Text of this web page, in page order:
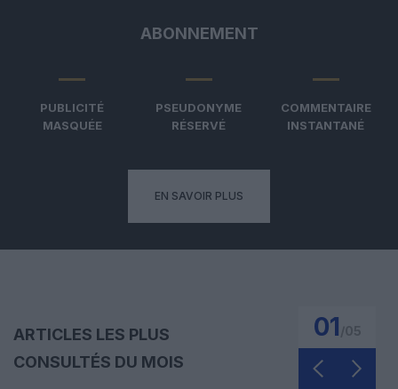
ABONNEMENT
PUBLICITÉ
MASQUÉE
PSEUDONYME
RÉSERVÉ
COMMENTAIRE
INSTANTANÉ
EN SAVOIR PLUS
ARTICLES LES PLUS
CONSULTÉS DU MOIS
01